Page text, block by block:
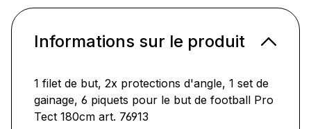
Informations sur le produit
1 filet de but, 2x protections d'angle, 1 set de
gainage, 6 piquets pour le but de football Pro
Tect 180cm art. 76913